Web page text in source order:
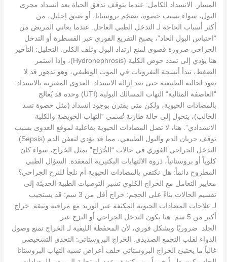
المسار. الانسداد الكامل: عندما يتوقف تدفق الحياة يعد انسداد مجرى
البول، سواء بسبب حصوة، تضخم بروستاتا، أو ضيق إحليل، من
أكثر أسباب الحاجة لـ التدخل الطبي العاجل. عندما يعاني المريض من
“احتباس البول الحاد”، يصبح التفريغ الفوري عبر القسطرة أو التدخل
الجراحي ضرورة قصوى لمنع ارتداد البول وتلف الكلى. التحليل: التأخير
هنا يؤدي إلى تمدد حوض الكلية (Hydronephrosis)، وإذا استمر
الضغط، تبدأ أنسجة النفرونات في الموت الوظيفي، وهو تدهور قد لا
يعود لحالته الطبيعية حتى بعد إزالة الانسداد. العدوى المقترنة بالانسداد:
“العاصفة المثالية“ التهاب المسالك البولية (UTI) وحده قد يُعالج
بالمضادات الحيوية، ولكن متى يقترن بوجود انسداد (مثل حصوة تسد
الحالب)، يتحول إلى حالة طارئة تُسمى “التهاب الحويضة والكلية
الانسدادي”. هنا، لا تصل المضادات الحيوية بفاعلية لموقع العدوى بسبب
توقف جريان الدم والبول الطبيعي، مما قد يؤدي لتعفن الدم (Sepsis).
التدخل الجراحي الفوري في حالات “الخُرّاج” يمثل الخراج، سواء كان
كلوياً أو بروستاتياً، ذروة الالتهابات البكتيرية المعقدة. السؤال الطبي
المطروح دائماً: هل نكتفي بالمضادات الحيوية أم نلجأ للنزح الجراحي؟
معايير التعامل مع الخراج الكلوي تشير التوصيات الطبية الحديثة إلى
تقسيم الحالات بناءً على الحجم: خراج أقل من 3 سم: قد يستجيب
لـ علاجات المضادات الحيوية المكثفة عبر الوريد مع مراقبة وثيقة. خراج
أكبر من 5 سم: هنا يكون التدخل الجراحي أو النزح عبر
الجلد ضروريًا وبشكل فوري، لأن المحفظة الليفية لـ الخراج تمنع وصول
الدواء لقلب التجمع الصديدي. الخراج البروستاتي: التحدي التشخيصي
غالباً ما يختبئ الخراج البروستاتي خلف أعراض تشبه التهاب البروستاتا